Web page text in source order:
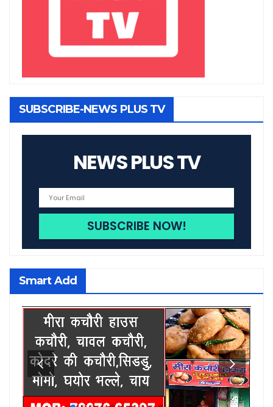
SUBSCRIBE-NEWS PLUS TV
NEWS PLUS TV
Smart Add